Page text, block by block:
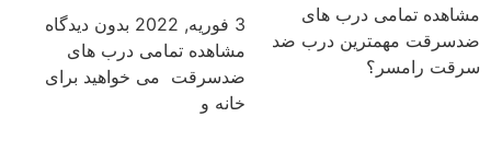
مشاهده تمامی درب های
ضدسرقت مهمترین درب ضد
سرقت رامسر؟
3 فوریه, 2022
بدون دیدگاه
مشاهده تمامی درب های
ضدسرقت می خواهید برای
خانه و